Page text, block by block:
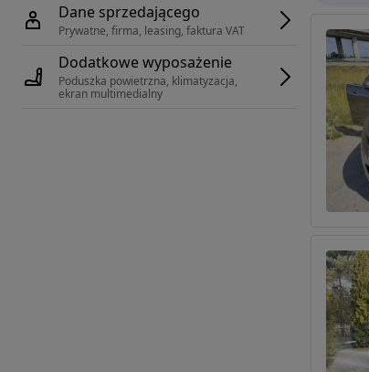
Dane sprzedającego
Prywatne, firma, leasing, faktura VAT
Dodatkowe wyposażenie
Poduszka powietrzna, klimatyzacja,
ekran multimedialny